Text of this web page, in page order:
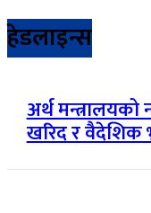
हेडलाइन्स
अर्थ मन्त्रालयको
खरिद र वैदेशिक